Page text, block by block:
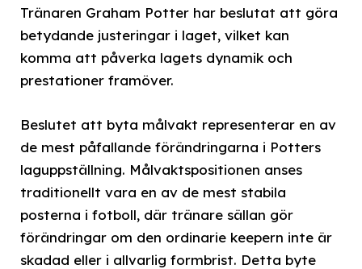
Tränaren Graham Potter har beslutat att göra
betydande justeringar i laget, vilket kan
komma att påverka lagets dynamik och
prestationer framöver.
Beslutet att byta målvakt representerar en av
de mest påfallande förändringarna i Potters
laguppställning. Målvaktspositionen anses
traditionellt vara en av de mest stabila
posterna i fotboll, där tränare sällan gör
förändringar om den ordinarie keepern inte är
skadad eller i allvarlig formbrist. Detta byte